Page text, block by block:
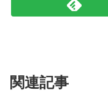
関連記事